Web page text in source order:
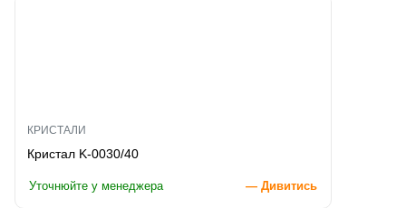
КРИСТАЛИ
Кристал K-0030/40
Уточнюйте у менеджера — Дивитись